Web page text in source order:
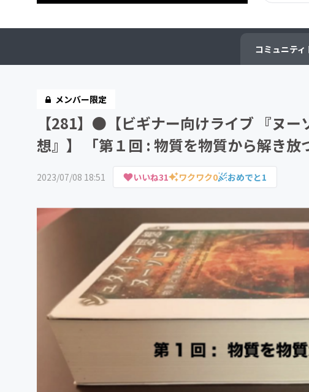
チャレンジ
コミュニティ
メンバー限定
【281】●【ビギナー向けライブ 『ヌ
想』】 「第１回 : 物質を物質から解き放
2023/07/08 18:51 いいね31 ワクワク0 おめでと1